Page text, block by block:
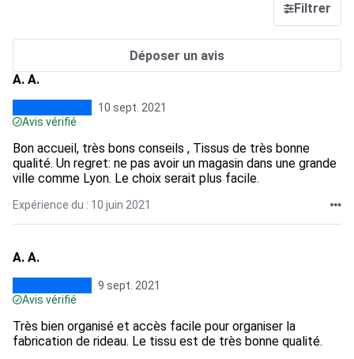
Filtrer
Déposer un avis
A. A.
10 sept. 2021
Avis vérifié
Bon accueil, très bons conseils , Tissus de très bonne
qualité. Un regret: ne pas avoir un magasin dans une grande
ville comme Lyon. Le choix serait plus facile.
Expérience du : 10 juin 2021
A. A.
9 sept. 2021
Avis vérifié
Très bien organisé et accès facile pour organiser la
fabrication de rideau. Le tissu est de très bonne qualité.